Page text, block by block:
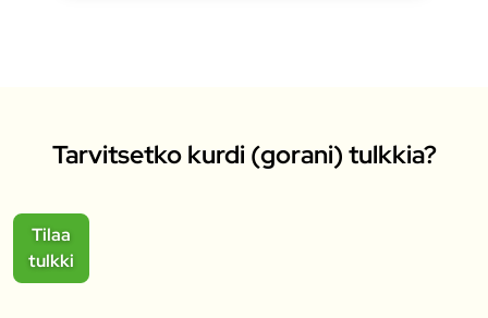
Tarvitsetko kurdi (gorani) tulkkia?
Tilaa
tulkki